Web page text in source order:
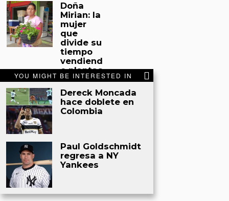
YOU MIGHT BE INTERESTED IN
Dereck Moncada
hace doblete en
Colombia
Paul Goldschmidt
regresa a NY
Yankees
Doña
Mirian: la
mujer
que
divide su
tiempo
vendiend
o plantas
y
sacando
miel de
abejas
en Tocoa
improvisado
en el
mercado